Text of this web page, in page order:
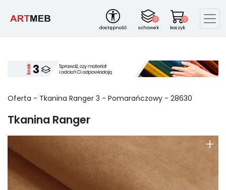
dostępność
0
schowek
0
koszyk
Oferta - Tkanina Ranger 3 - Pomarańczowy - 28630
Tkanina Ranger
+